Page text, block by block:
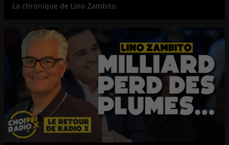
La chronique de Lino Zambito.